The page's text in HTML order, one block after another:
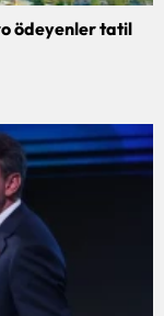
ödeyenler tatil